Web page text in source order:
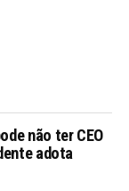
não ter CEO
adota